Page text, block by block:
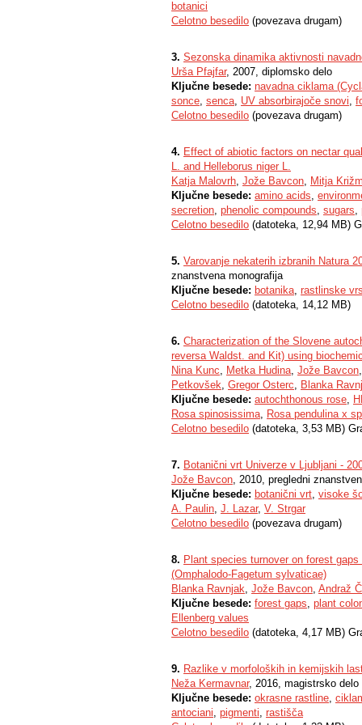
botanici
Celotno besedilo (povezava drugam)
3. Sezonska dinamika aktivnosti
Urša Pfajfar, 2007, diplomsko delo
Ključne besede: navadna ciklama
sonce, senca, UV absorbirajoče snovi,
Celotno besedilo (povezava drugam)
4. Effect of abiotic factors on nectar
L. and Helleborus niger L.
Katja Malovrh, Jože Bavcon, Mitja
Ključne besede: amino acids,
secretion, phenolic compounds, sugars,
Celotno besedilo (datoteka, 12,94 MB)
5. Varovanje nekaterih izbranih Natura
znanstvena monografija
Ključne besede: botanika, rastlinske
Celotno besedilo (datoteka, 14,12 MB)
6. Characterization of the Slovene
reversa Waldst. and Kit) using
Nina Kunc, Metka Hudina, Jože Bavcon
Petkovšek, Gregor Osterc, Blanka
Ključne besede: autochthonous rose,
Rosa spinosissima, Rosa pendulina x
Celotno besedilo (datoteka, 3,53 MB)
7. Botanični vrt Univerze v Ljubljani -
Jože Bavcon, 2010, pregledni
Ključne besede: botanični vrt, visoke
A. Paulin, J. Lazar, V. Strgar
Celotno besedilo (povezava drugam)
8. Plant species turnover on forest
(Omphalodo-Fagetum sylvaticae)
Blanka Ravnjak, Jože Bavcon, Andraž
Ključne besede: forest gaps, plant
Ellenberg values
Celotno besedilo (datoteka, 4,17 MB)
9. Razlike v morfoloških in kemijskih
Neža Kermavnar, 2016, magistrsko delo
Ključne besede: okrasne rastline,
antociani, pigmenti, rastišča